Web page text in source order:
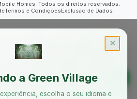
Homes. Todos os direitos reservados.
Termos e CondiçõesExclusão de Dados
✕
a Green Village
escolha o seu idioma e